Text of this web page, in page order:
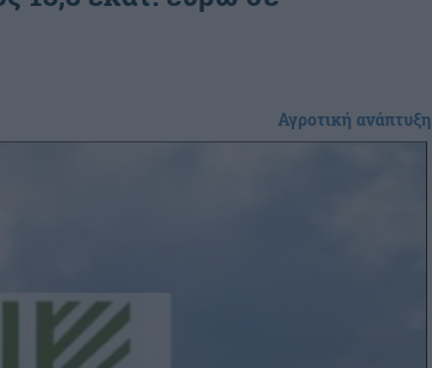
Αγροτική ανάπτυξη